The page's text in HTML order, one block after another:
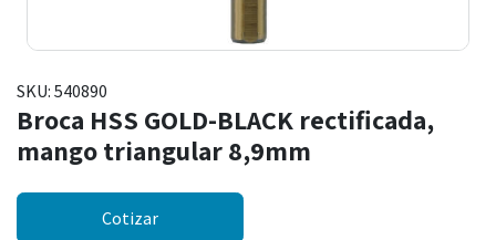
SKU: 540890
Broca HSS GOLD-BLACK rectificada,
mango triangular 8,9mm
Cotizar